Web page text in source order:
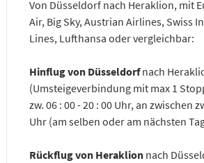
Von Düsseldorf nach Heraklion, mit
Air, Big Sky, Austrian Airlines, Swiss
Lines, Lufthansa oder vergleichbar:
Hinflug von Düsseldorfnach
(Umsteigeverbindung mit max 1
zw. 06 : 00 - 20 : 00 Uhr, an zwischen
Uhr (am selben oder am nächsten
Rückflug von Heraklionnach